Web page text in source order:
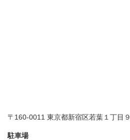
〒160-0011 東京都新宿区若葉１丁目９
駐車場